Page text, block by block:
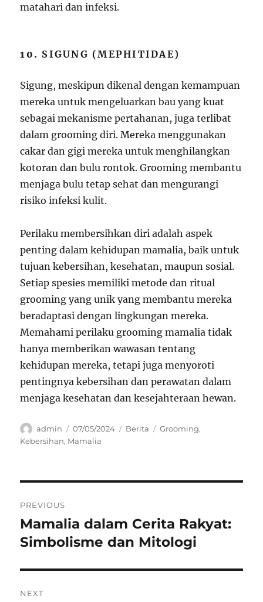
matahari dan infeksi.
10. SIGUNG (MEPHITIDAE)
Sigung, meskipun dikenal dengan kemampuan
mereka untuk mengeluarkan bau yang kuat
sebagai mekanisme pertahanan, juga terlibat
dalam grooming diri. Mereka menggunakan
cakar dan gigi mereka untuk menghilangkan
kotoran dan bulu rontok. Grooming membantu
menjaga bulu tetap sehat dan mengurangi
risiko infeksi kulit.
Perilaku membersihkan diri adalah aspek
penting dalam kehidupan mamalia, baik untuk
tujuan kebersihan, kesehatan, maupun sosial.
Setiap spesies memiliki metode dan ritual
grooming yang unik yang membantu mereka
beradaptasi dengan lingkungan mereka.
Memahami perilaku grooming mamalia tidak
hanya memberikan wawasan tentang
kehidupan mereka, tetapi juga menyoroti
pentingnya kebersihan dan perawatan dalam
menjaga kesehatan dan kesejahteraan hewan.
Author
admin
Posted
on
07/05/2024 Categories
Berita Tags
Grooming,
Kebersihan, Mamalia
pos
PREVIOUS
Previous
post:
Mamalia dalam Cerita Rakyat:
Simbolisme dan Mitologi
NEXT